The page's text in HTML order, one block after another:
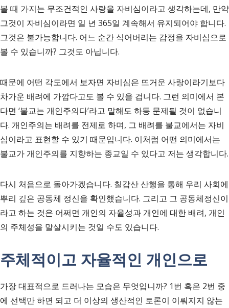
볼 때 가지는 무조건적인 사랑을 자비심이라고 생각하는데, 만약
그것이 자비심이라면 일 년 365일 계속해서 유지되어야 합니다.
그것은 불가능합니다. 어느 순간 식어버리는 감정을 자비심으로
볼 수 있습니까? 그것도 아닙니다.
때문에 어떤 각도에서 보자면 자비심은 뜨거운 사랑이라기보다
차가운 배려에 가깝다고도 볼 수 있을 겁니다. 그런 의미에서 본
다면 ‘불교는 개인주의다’라고 말해도 하등 문제될 것이 없습니
다. 개인주의는 배려를 전제로 하며, 그 배려를 불교에서는 자비
심이라고 표현할 수 있기 때문입니다. 이처럼 어떤 의미에서는
불교가 개인주의를 지향하는 종교일 수 있다고 저는 생각합니다.
다시 처음으로 돌아가겠습니다. 칠갑산 산행을 통해 우리 사회에
뿌리 깊은 공동체 정신을 확인했습니다. 그리고 그 공동체정신이
라고 하는 것은 어쩌면 개인의 자율성과 개인에 대한 배려, 개인
의 주체성을 말살시키는 것일 수도 있습니다.
주체적이고 자율적인 개인으로
가장 대표적으로 드러나는 모습은 무엇입니까? 1번 혹은 2번 중
에 선택만 하면 되고 더 이상의 생산적인 토론이 이뤄지지 않는